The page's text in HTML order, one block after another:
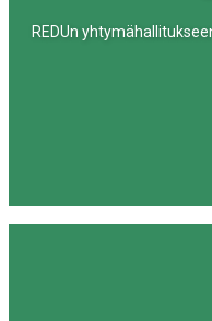
REDUn